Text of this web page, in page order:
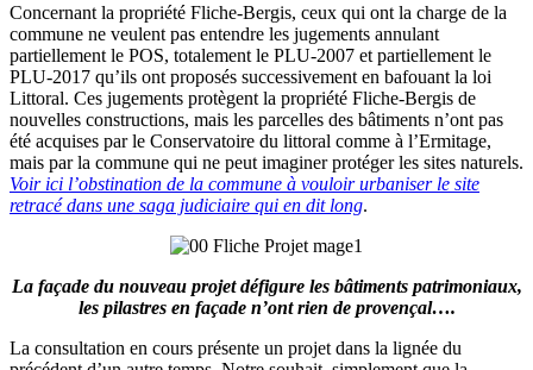
Concernant la propriété Fliche-Bergis, ceux qui ont la charge de la
commune ne veulent pas entendre les jugements annulant
partiellement le POS, totalement le PLU-2007 et partiellement le
PLU-2017 qu’ils ont proposés successivement en bafouant la loi
Littoral. Ces jugements protègent la propriété Fliche-Bergis de
nouvelles constructions, mais les parcelles des bâtiments n’ont pas
été acquises par le Conservatoire du littoral comme à l’Ermitage,
mais par la commune qui ne peut imaginer protéger les sites naturels.
Voir ici l’obstination de la commune à vouloir urbaniser le site
retracé dans une saga judiciaire qui en dit long.
La façade du nouveau projet défigure les bâtiments patrimoniaux,
les pilastres en façade n’ont rien de provençal….
La consultation en cours présente un projet dans la lignée du